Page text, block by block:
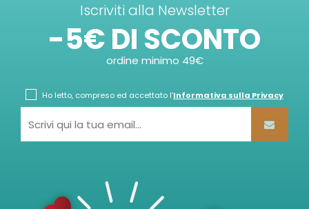
Iscriviti alla Newsletter
-5€ DI SCONTO
ordine minimo 49€
Ho letto, compreso ed accettato l'Informativa sulla Privacy